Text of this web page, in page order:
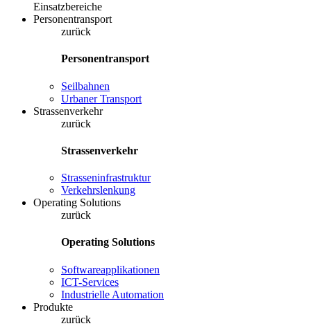
Einsatzbereiche
Personentransport
zurück
Personentransport
Seilbahnen
Urbaner Transport
Strassenverkehr
zurück
Strassenverkehr
Strasseninfrastruktur
Verkehrslenkung
Operating Solutions
zurück
Operating Solutions
Softwareapplikationen
ICT-Services
Industrielle Automation
Produkte
zurück